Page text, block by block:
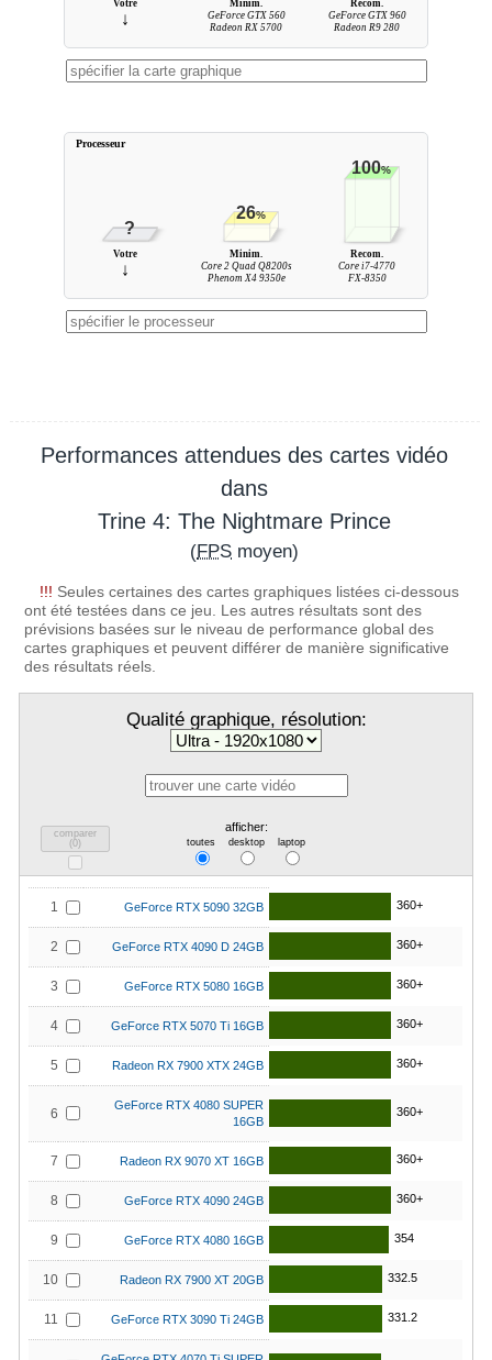
Votre
↓
Minim.
GeForce GTX 560
Radeon RX 5700
Recom.
GeForce GTX 960
Radeon R9 280
?
26%
100%
Votre
↓
Minim.
Core 2 Quad Q8200s
Phenom X4 9350e
Recom.
Core i7-4770
FX-8350
Processeur
Performances attendues des cartes vidéo
dans
Trine 4: The Nightmare Prince
(FPS moyen)
!!! Seules certaines des cartes graphiques listées ci-dessous
ont été testées dans ce jeu. Les autres résultats sont des
prévisions basées sur le niveau de performance global des
cartes graphiques et peuvent différer de manière significative
des résultats réels.
Qualité graphique, résolution:
comparer
(0)
afficher:
toutes desktop laptop
1 GeForce RTX 5090 32GB 360+
2 GeForce RTX 4090 D 24GB 360+
3 GeForce RTX 5080 16GB 360+
4 GeForce RTX 5070 Ti 16GB 360+
5 Radeon RX 7900 XTX 24GB 360+
6
GeForce RTX 4080 SUPER
16GB
360+
7 Radeon RX 9070 XT 16GB 360+
8 GeForce RTX 4090 24GB 360+
9 GeForce RTX 4080 16GB 354
10 Radeon RX 7900 XT 20GB 332.5
11 GeForce RTX 3090 Ti 24GB 331.2